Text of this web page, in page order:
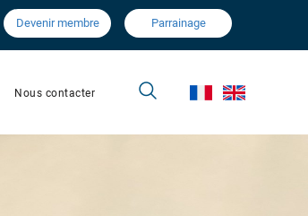
Devenir membre Parrainage
Nous contacter